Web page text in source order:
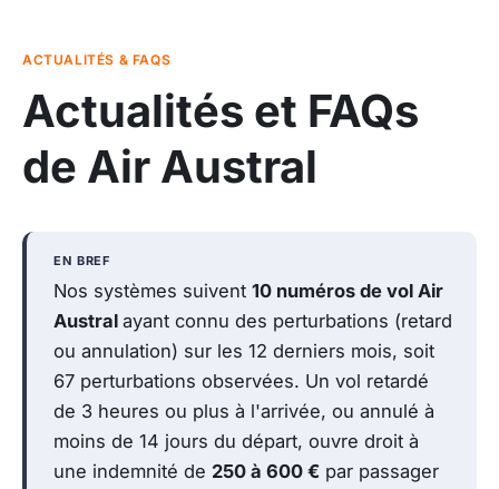
ACTUALITÉS & FAQS
Actualités et FAQs
de Air Austral
EN BREF
Nos systèmes suivent 10 numéros de vol Air
Austral ayant connu des perturbations (retard
ou annulation) sur les 12 derniers mois, soit
67 perturbations observées. Un vol retardé
de 3 heures ou plus à l'arrivée, ou annulé à
moins de 14 jours du départ, ouvre droit à
une indemnité de 250 à 600 € par passager